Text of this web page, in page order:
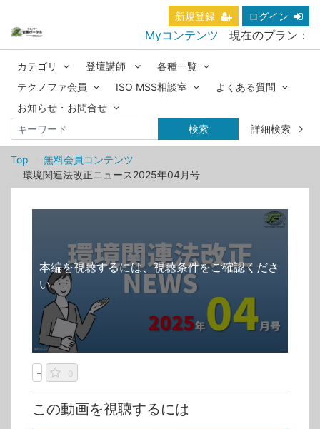
新規登録 ログイン
Myコンテンツ 現在のプラン：
カテゴリ 登壇講師
各種一覧
テクノファ会員
ISO MSS相談室
よくある質問
お知らせ・お問合せ
検索
詳細検索
Top
無料会員コンテンツ
環境関連法改正ニュース2025年04月号
本編を視聴するには、視聴条件をご確認くださ
い
- 0
この動画を視聴するには